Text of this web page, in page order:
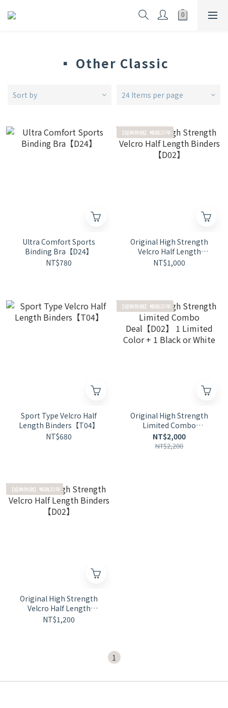
▪ Other Classic
Sort by 24 Items per page
Ultra Comfort Sports
Binding Bra【D24】
NT$780
【經典熱銷】暢銷20年
Original High Strength
Velcro Half Length
Binders 【D02】
NT$1,000
Sport Type Velcro Half
Length Binders【T04】
NT$680
【經典熱銷】暢銷20年
Original High Strength
Limited Combo
Deal【D02】 1 Limited
Color + 1 Black or White
NT$2,000
NT$2,200
【經典熱銷】暢銷20年
Original High Strength
Velcro Half Length
Binders 【D02】
NT$1,200
1